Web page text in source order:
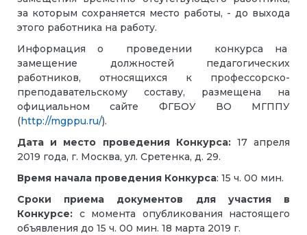
за которым сохраняется место работы, - до выхода
этого работника на работу.
Информация о проведении конкурса на
замещение должностей педагогических
работников, относящихся к профессорско-
преподавательскому составу, размещена на
официальном сайте ФГБОУ ВО МГППУ
(http://mgppu.ru/).
Дата и место проведения Конкурса:17 апреля
2019 года, г. Москва, ул. Сретенка, д. 29.
Время начала проведения Конкурса: 15 ч. 00 мин.
Сроки приема документов для участия в
Конкурсе: с момента опубликования настоящего
объявления до 15 ч. 00 мин. 18 марта 2019 г.